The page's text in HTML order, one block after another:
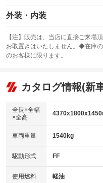
エアバッグ：運転席/助手席/サ
：装備あり
：装備なし
サンルーフ
：装備なし
リフトアップ
：装備なし
：装備なし
パワーウィンドウ
アイドリングストップ
：装備あり
USB入力端子
：装備あり
100V電源
：装備なし
外装・内装
カーナビ：HDDナビ
：装備あり
TV
：装備なし
ビジュアル
：装備なし
：装備あり
革シート
キーレス
HID(キセノンライト)
：装備なし
バックカメラ
：装備あり
【注】販売は、当店に直接ご来
お取置きはいたしません。◆在庫
のお客様に限ります。
カタログ情報(新
全長×全幅
×全高
車両重量 1540kg
駆動形式 FF
使用燃料 軽油